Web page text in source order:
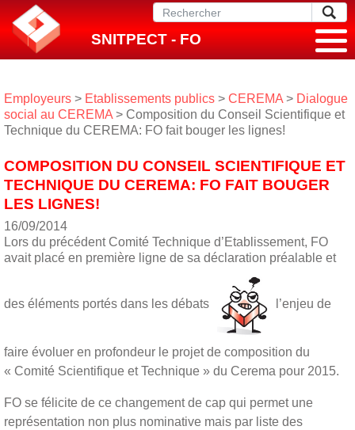
SNITPECT - FO
Employeurs > Etablissements publics > CEREMA > Dialogue
social au CEREMA > Composition du Conseil Scientifique et
Technique du CEREMA: FO fait bouger les lignes!
COMPOSITION DU CONSEIL SCIENTIFIQUE ET
TECHNIQUE DU CEREMA: FO FAIT BOUGER
LES LIGNES!
16/09/2014
Lors du précédent Comité Technique d’Etablissement, FO
avait placé en première ligne de sa déclaration préalable et
des éléments portés dans les débats l’enjeu de
faire évoluer en profondeur le projet de composition du
« Comité Scientifique et Technique » du Cerema pour 2015.
FO se félicite de ce changement de cap qui permet une
représentation non plus nominative mais par liste des